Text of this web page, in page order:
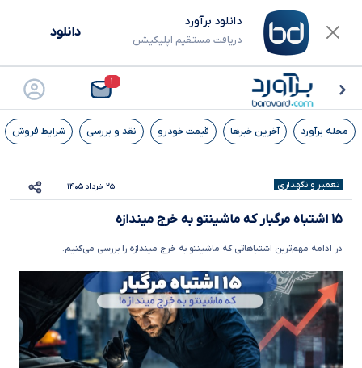
دانلود برآورد
دریافت مستقیم اپلیکیشن دانلود
۱
مجله برآورد آخرین خبرها قیمت خودرو نقد و بررسی شرایط فروش
تعمیر و نگهداری ۲۵ خرداد ۱۴۰۵
۱۵ اشتباه مرگبار که ماشینتو به خرج میندازه
در ادامه مهم‌ترین اشتباهاتی که ماشینتو به خرج میندازه را بررسی می‌کنیم.